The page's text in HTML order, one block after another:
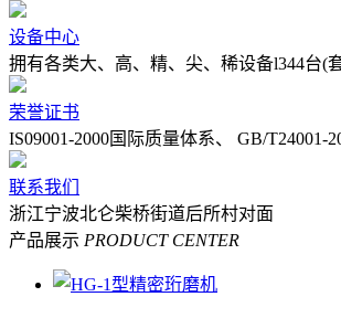
设备中心
拥有各类大、高、精、尖、稀设备l344台(
荣誉证书
IS09001-2000国际质量体系、 GB/T24001-
联系我们
浙江宁波北仑柴桥街道后所村对面
产品展示 PRODUCT CENTER